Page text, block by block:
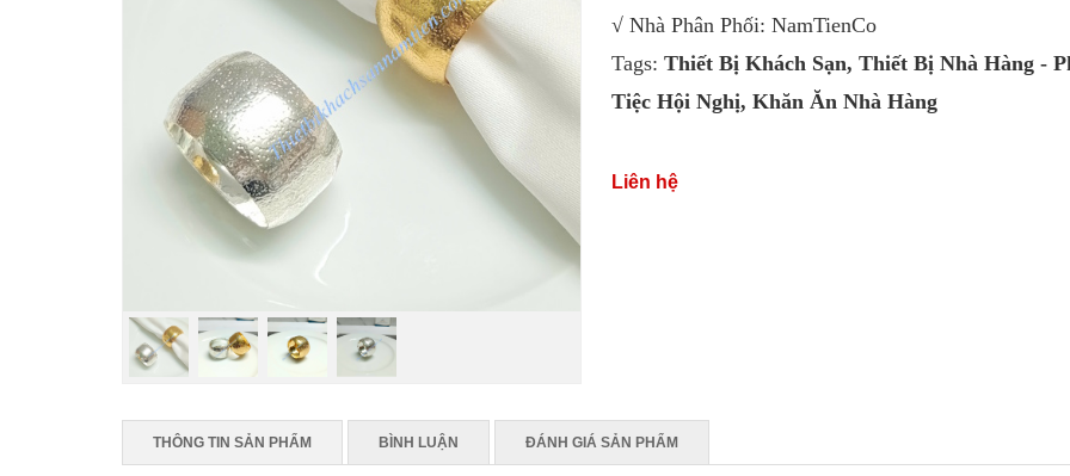
√ Nhà Phân Phối: NamTienCo
Tags:Thiết Bị Khách Sạn,Thiết Bị Nhà Hàng -
Tiệc Hội Nghị,Khăn Ăn Nhà Hàng
Liên hệ
THÔNG TIN SẢN PHẨM BÌNH LUẬN ĐÁNH GIÁ SẢN PHẨM